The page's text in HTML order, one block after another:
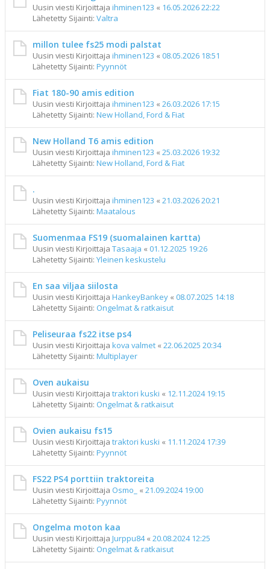
Uusin viesti Kirjoittaja ihminen123 « 16.05.2026 22:22
Lähetetty Sijainti: Valtra
millon tulee fs25 modi palstat
Uusin viesti Kirjoittaja ihminen123 « 08.05.2026 18:51
Lähetetty Sijainti: Pyynnöt
Fiat 180-90 amis edition
Uusin viesti Kirjoittaja ihminen123 « 26.03.2026 17:15
Lähetetty Sijainti: New Holland, Ford & Fiat
New Holland T6 amis edition
Uusin viesti Kirjoittaja ihminen123 « 25.03.2026 19:32
Lähetetty Sijainti: New Holland, Ford & Fiat
.
Uusin viesti Kirjoittaja ihminen123 « 21.03.2026 20:21
Lähetetty Sijainti: Maatalous
Suomenmaa FS19 (suomalainen kartta)
Uusin viesti Kirjoittaja Tasaaja « 01.12.2025 19:26
Lähetetty Sijainti: Yleinen keskustelu
En saa viljaa siilosta
Uusin viesti Kirjoittaja HankeyBankey « 08.07.2025 14:18
Lähetetty Sijainti: Ongelmat & ratkaisut
Peliseuraa fs22 itse ps4
Uusin viesti Kirjoittaja kova valmet « 22.06.2025 20:34
Lähetetty Sijainti: Multiplayer
Oven aukaisu
Uusin viesti Kirjoittaja traktori kuski « 12.11.2024 19:15
Lähetetty Sijainti: Ongelmat & ratkaisut
Ovien aukaisu fs15
Uusin viesti Kirjoittaja traktori kuski « 11.11.2024 17:39
Lähetetty Sijainti: Pyynnöt
FS22 PS4 porttiin traktoreita
Uusin viesti Kirjoittaja Osmo_ « 21.09.2024 19:00
Lähetetty Sijainti: Pyynnöt
Ongelma moton kaa
Uusin viesti Kirjoittaja Jurppu84« 20.08.2024 12:25
Lähetetty Sijainti: Ongelmat & ratkaisut